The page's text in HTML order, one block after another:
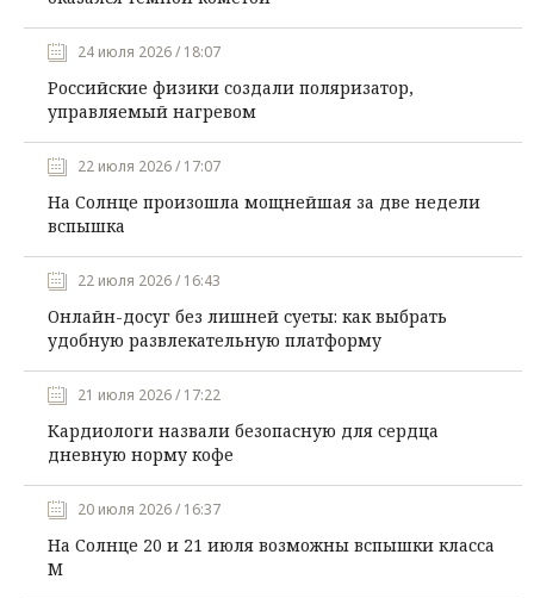
24 июля 2026 / 18:07
Российские физики создали поляризатор,
управляемый нагревом
22 июля 2026 / 17:07
На Солнце произошла мощнейшая за две недели
вспышка
22 июля 2026 / 16:43
Онлайн-досуг без лишней суеты: как выбрать
удобную развлекательную платформу
21 июля 2026 / 17:22
Кардиологи назвали безопасную для сердца
дневную норму кофе
20 июля 2026 / 16:37
На Солнце 20 и 21 июля возможны вспышки класса
М